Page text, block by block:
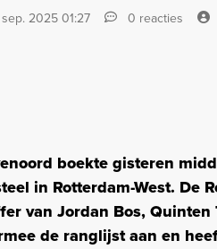
sep. 2025 01:27 0 reacties
boekte gisteren
in Rotterdam-West. De
van Jordan Bos, Quinten
de ranglijst aan en